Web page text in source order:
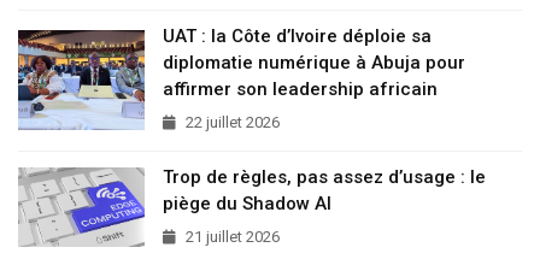
UAT : la Côte d’Ivoire déploie sa
diplomatie numérique à Abuja pour
affirmer son leadership africain
22 juillet 2026
Trop de règles, pas assez d’usage : le
piège du Shadow AI
21 juillet 2026